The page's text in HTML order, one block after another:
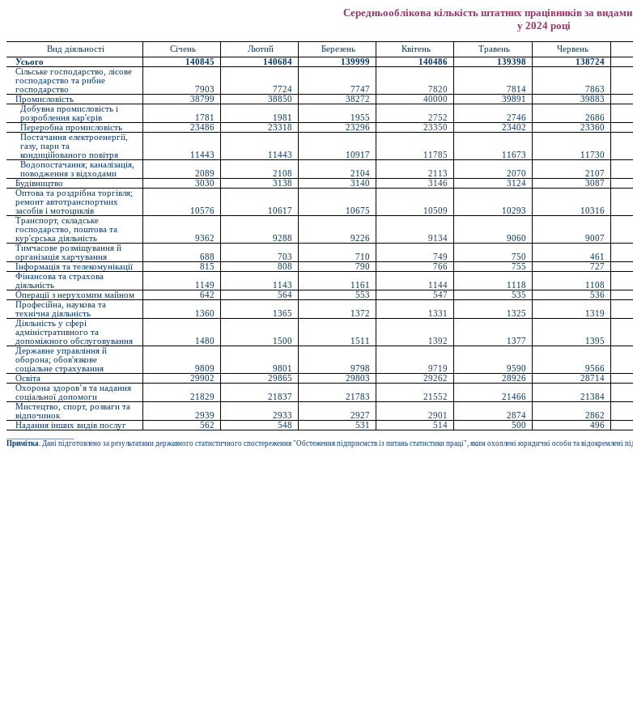
Середньооблікова кількість штатних працівників за видами
у 2024 році
Вид діяльності
Січень Лютий Березень Квітень Травень Червень
Усього
140845 140684 139999 140486 139398 138724
Сільське господарство, лісове
господарство та рибне
господарство
7903 7724 7747 7820 7814 7863
Промисловість
38799 38850 38272 40000 39891 39883
Добувна промисловість і
розроблення кар'єрів
1781 1981 1955 2752 2746 2686
Переробна промисловість
23486 23318 23296 23350 23402 23360
Постачання електроенергії,
газу, пари та
кондиційованого повітря
11443 11443 10917 11785 11673 11730
Водопостачання; каналізація,
поводження з відходами
2089 2108 2104 2113 2070 2107
Будівництво
3030 3138 3140 3146 3124 3087
Оптова та роздрібна торгівля;
ремонт автотранспортних
засобів і мотоциклів
10576 10617 10675 10509 10293 10316
Транспорт, складське
господарство, поштова та
кур'єрська діяльність
9362 9288 9226 9134 9060 9007
Тимчасове розміщування й
організація харчування
688 703 710 749 750 461
Інформація та телекомунікації
815 808 790 766 755 727
Фінансова та страхова
діяльність
1149 1143 1161 1144 1118 1108
Операції з нерухомим майном
642 564 553 547 535 536
Професійна, наукова та
технічна діяльність
1360 1365 1372 1331 1325 1319
Діяльність у сфері
адміністративного та
допоміжного обслуговування
1480 1500 1511 1392 1377 1395
Державне управління й
оборона; обов'язкове
соціальне страхування
9809 9801 9798 9719 9590 9566
Освіта
29902 29865 29803 29262 28926 28714
Охорона здоров’я та надання
соціальної допомоги
21829 21837 21783 21552 21466 21384
Мистецтво, спорт, розваги та
відпочинок
2939 2933 2927 2901 2874 2862
Надання інших видів послуг
562 548 531 514 500 496
Примітка. Дані підготовлено за результатами державного статистичного спостереження "Обстеження підприємств із питань статистики праці", яким охоплені юридичні особи та відокремлені